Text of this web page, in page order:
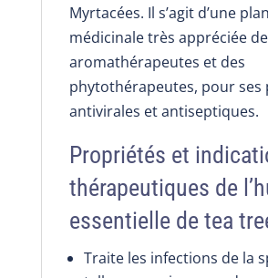
d’infection
Myrtacées. Il s’agit d’une
médicinale très appréciée
aromathérapeutes et des
phytothérapeutes, pour ses
antivirales et antiseptiques.
Propriétés et
thérapeutiques de
essentielle de tea
Traite les infections de la